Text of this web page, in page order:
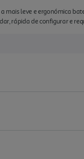
mais leve e ergonómica
rápida de configurar e